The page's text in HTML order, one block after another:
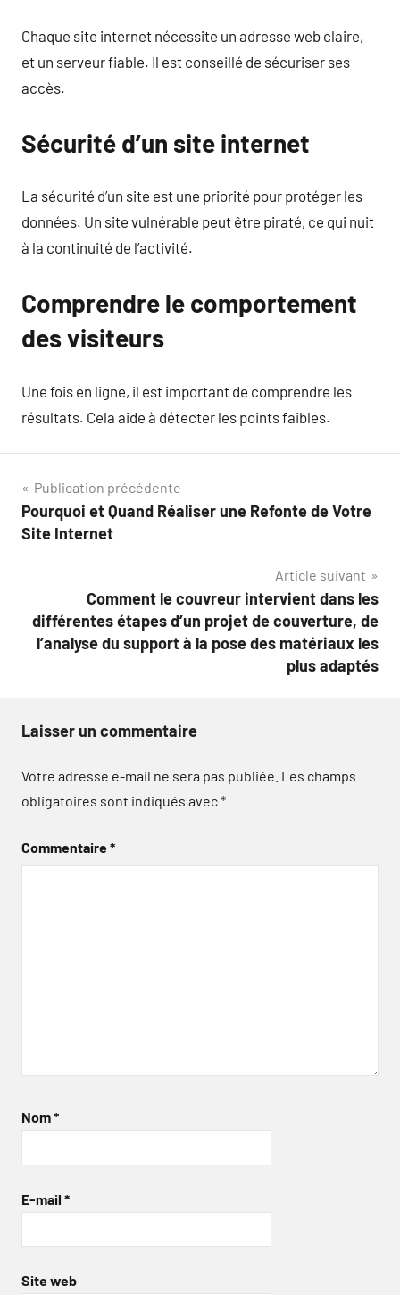
Chaque site internet nécessite un adresse web claire,
et un serveur fiable. Il est conseillé de sécuriser ses
accès.
Sécurité d’un site internet
La sécurité d’un site est une priorité pour protéger les
données. Un site vulnérable peut être piraté, ce qui nuit
à la continuité de l’activité.
Comprendre le comportement
des visiteurs
Une fois en ligne, il est important de comprendre les
résultats. Cela aide à détecter les points faibles.
Navigation
de
Publication précédente
Pourquoi et Quand Réaliser une Refonte de Votre
Site Internet
Article suivant
Comment le couvreur intervient dans les
différentes étapes d’un projet de couverture, de
l’analyse du support à la pose des matériaux les
plus adaptés
Laisser un commentaire
Votre adresse e-mail ne sera pas publiée. Les champs
obligatoires sont indiqués avec*
Commentaire*
Nom*
E-mail *
Site web